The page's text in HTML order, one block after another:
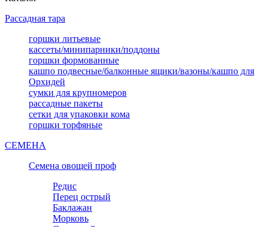
Рассадная тара
горшки литьевые
кассеты/минипарники/поддоны
горшки формованные
кашпо подвесные/балконные ящики/вазоны/кашпо для
Орхидей
сумки для крупномеров
рассадные пакеты
сетки для упаковки кома
горшки торфяные
СЕМЕНА
Семена овощей проф
Редис
Перец острый
Баклажан
Морковь